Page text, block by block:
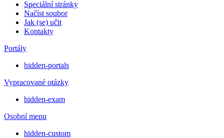
Speciální stránky
Načíst soubor
Jak (se) učit
Kontakty
Portály
hidden-portals
Vypracované otázky
hidden-exam
Osobní menu
hidden-custom